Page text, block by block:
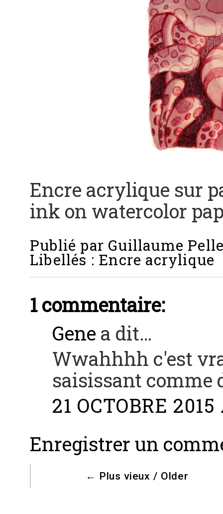
Encre acrylique sur
ink on watercolor
Publié par Guillaume
Libellés : Encre acrylique
1 commentaire:
Gene a dit…
Wwahhhh c'est
saisissant comme
21 OCTOBRE
Enregistrer un
← Plus vieux / Older